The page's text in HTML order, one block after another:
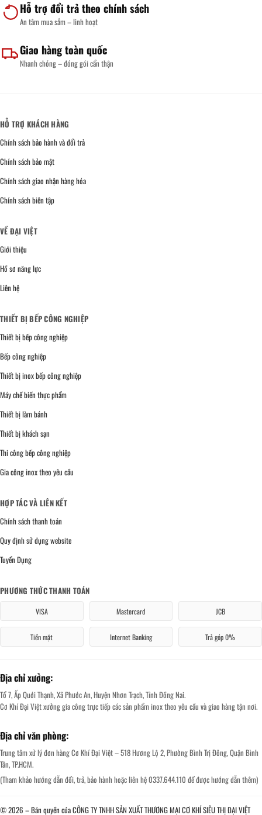
Hỗ trợ đổi trả theo chính sách
An tâm mua sắm – linh hoạt
Giao hàng toàn quốc
Nhanh chóng – đóng gói cẩn thận
HỖ TRỢ KHÁCH HÀNG
Chính sách bảo hành và đổi trả
Chính sách bảo mật
Chính sách giao nhận hàng hóa
Chính sách biên tập
VỀ ĐẠI VIỆT
Giới thiệu
Hồ sơ năng lực
Liên hệ
THIẾT BỊ BẾP CÔNG NGHIỆP
Thiết bị bếp công nghiệp
Bếp công nghiệp
Thiết bị inox bếp công nghiệp
Máy chế biến thực phẩm
Thiết bị làm bánh
Thiết bị khách sạn
Thi công bếp công nghiệp
Gia công inox theo yêu cầu
HỢP TÁC VÀ LIÊN KẾT
Chính sách thanh toán
Quy định sử dụng website
Tuyển Dụng
PHƯƠNG THỨC THANH TOÁN
VISA Mastercard JCB
Tiền mặt Internet Banking Trả góp 0%
Địa chỉ xưởng:
Tổ 7, Ấp Quới Thạnh, Xã Phước An, Huyện Nhơn Trạch, Tỉnh Đồng Nai.
Cơ Khí Đại Việt xưởng gia công trực tiếp các sản phẩm inox theo yêu cầu và giao hàng tận nơi.
Địa chỉ văn phòng:
Trung tâm xử lý đơn hàng Cơ Khí Đại Việt – 518 Hương Lộ 2, Phường Bình Trị Đông, Quận Bình
Tân, TP.HCM.
(Tham khảo hướng dẫn đổi, trả, bảo hành hoặc liên hệ 0337.644.110 để được hướng dẫn thêm)
© 2026 – Bản quyền của CÔNG TY TNHH SẢN XUẤT THƯƠNG MẠI CƠ KHÍ SIÊU THỊ ĐẠI VIỆT